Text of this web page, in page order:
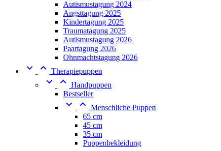
Autismustagung 2024
Angsttagung 2025
Kindertagung 2025
Traumatagung 2025
Autismustagung 2026
Paartagung 2026
Ohnmachtstagung 2026
  Therapiepuppen
  Handpuppen
Bestseller
  Menschliche Puppen
65 cm
45 cm
35 cm
Puppenbekleidung